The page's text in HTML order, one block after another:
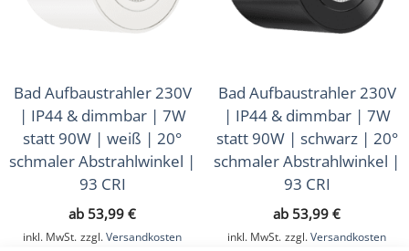
Bad Aufbaustrahler 230V
| IP44 & dimmbar | 7W
statt 90W | weiß | 20°
schmaler Abstrahlwinkel |
93 CRI
ab 53,99 €
inkl. MwSt. zzgl. Versandkosten
Bad Aufbaustrahler 230V
| IP44 & dimmbar | 7W
statt 90W | schwarz | 20°
schmaler Abstrahlwinkel |
93 CRI
ab 53,99 €
inkl. MwSt. zzgl. Versandkosten